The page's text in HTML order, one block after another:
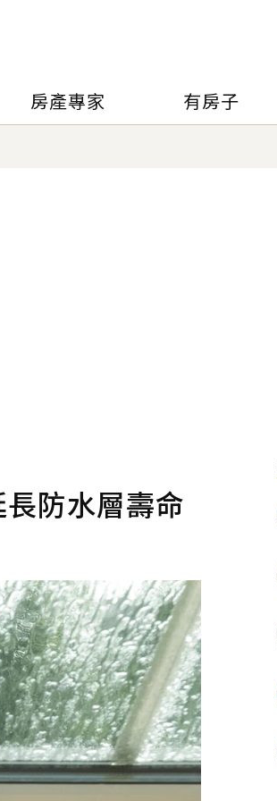
房產專家 有房子
防水層壽命